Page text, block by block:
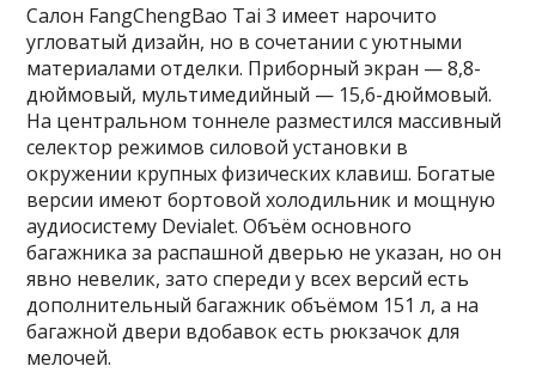
Салон FangChengBao Tai 3 имеет нарочито
угловатый дизайн, но в сочетании с уютными
материалами отделки. Приборный экран — 8,8-
дюймовый, мультимедийный — 15,6-дюймовый.
На центральном тоннеле разместился массивный
селектор режимов силовой установки в
окружении крупных физических клавиш. Богатые
версии имеют бортовой холодильник и мощную
аудиосистему Devialet. Объём основного
багажника за распашной дверью не указан, но он
явно невелик, зато спереди у всех версий есть
дополнительный багажник объёмом 151 л, а на
багажной двери вдобавок есть рюкзачок для
мелочей.